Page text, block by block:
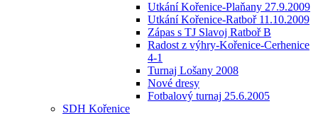
Utkání Kořenice-Plaňany 27.9.2009
Utkání Kořenice-Ratboř 11.10.2009
Zápas s TJ Slavoj Ratboř B
Radost z výhry-Kořenice-Cerhenice
4-1
Turnaj Lošany 2008
Nové dresy
Fotbalový turnaj 25.6.2005
SDH Kořenice